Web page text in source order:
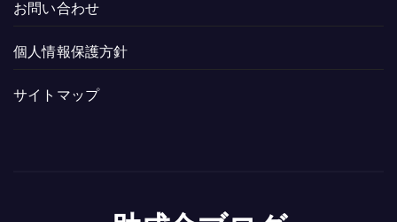
お問い合わせ
個人情報保護方針
サイトマップ